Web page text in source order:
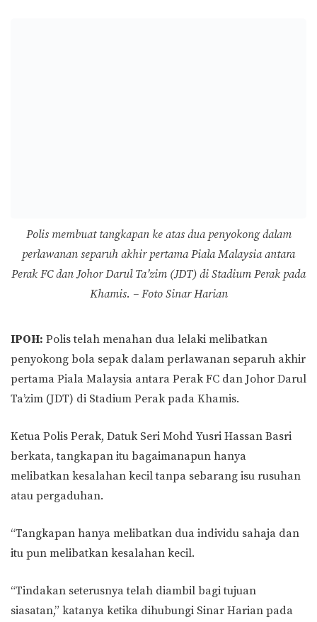
Polis membuat tangkapan ke atas dua penyokong dalam
perlawanan separuh akhir pertama Piala Malaysia antara
Perak FC dan Johor Darul Ta’zim (JDT) di Stadium Perak pada
Khamis. – Foto Sinar Harian
IPOH: Polis telah menahan dua lelaki melibatkan
penyokong bola sepak dalam perlawanan separuh akhir
pertama Piala Malaysia antara Perak FC dan Johor Darul
Ta’zim (JDT) di Stadium Perak pada Khamis.
Ketua Polis Perak, Datuk Seri Mohd Yusri Hassan Basri
berkata, tangkapan itu bagaimanapun hanya
melibatkan kesalahan kecil tanpa sebarang isu rusuhan
atau pergaduhan.
“Tangkapan hanya melibatkan dua individu sahaja dan
itu pun melibatkan kesalahan kecil.
“Tindakan seterusnya telah diambil bagi tujuan
siasatan,” katanya ketika dihubungi Sinar Harian pada